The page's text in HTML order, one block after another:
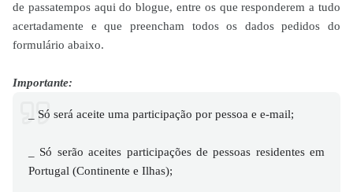
de passatempos aqui do blogue, entre os que responderem a tudo
acertadamente e que preencham todos os dados pedidos do
formulário abaixo.
Importante:
_ Só será aceite uma participação por pessoa e e-mail;
_ Só serão aceites participações de pessoas residentes em
Portugal (Continente e Ilhas);